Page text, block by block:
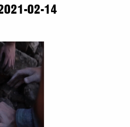
02-14